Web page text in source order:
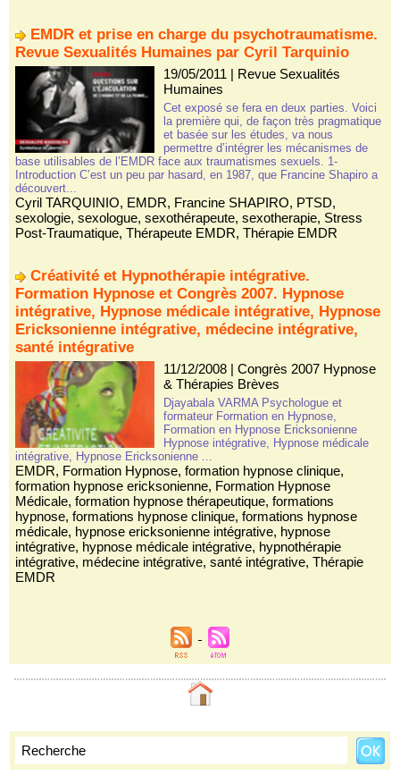
EMDR et prise en charge du psychotraumatisme.
Revue Sexualités Humaines par Cyril Tarquinio
19/05/2011 | Revue Sexualités
Humaines
Cet exposé se fera en deux parties. Voici
la première qui, de façon très pragmatique
et basée sur les études, va nous
permettre d’intégrer les mécanismes de
base utilisables de l’EMDR face aux traumatismes sexuels. 1-
Introduction C’est un peu par hasard, en 1987, que Francine Shapiro a
découvert...
Cyril TARQUINIO, EMDR, Francine SHAPIRO, PTSD,
sexologie, sexologue, sexothérapeute, sexotherapie, Stress
Post-Traumatique, Thérapeute EMDR, Thérapie EMDR
Créativité et Hypnothérapie intégrative.
Formation Hypnose et Congrès 2007. Hypnose
intégrative, Hypnose médicale intégrative, Hypnose
Ericksonienne intégrative, médecine intégrative,
santé intégrative
11/12/2008| Congrès 2007 Hypnose
& Thérapies Brèves
Djayabala VARMA Psychologue et
formateur Formation en Hypnose,
Formation en Hypnose Ericksonienne
Hypnose intégrative, Hypnose médicale
intégrative, Hypnose Ericksonienne ...
EMDR, Formation Hypnose, formation hypnose clinique,
formation hypnose ericksonienne, Formation Hypnose
Médicale, formation hypnose thérapeutique, formations
hypnose, formations hypnose clinique, formations hypnose
médicale, hypnose ericksonienne intégrative, hypnose
intégrative, hypnose médicale intégrative, hypnothérapie
intégrative, médecine intégrative, santé intégrative, Thérapie
EMDR